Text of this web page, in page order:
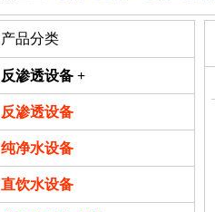
产品分类
反渗透设备 +
反渗透设备
纯净水设备
直饮水设备